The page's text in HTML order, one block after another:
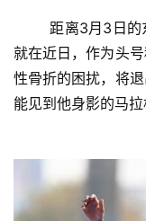
就在近日，作为头
性骨折的困扰，将
能见到他身影的马拉